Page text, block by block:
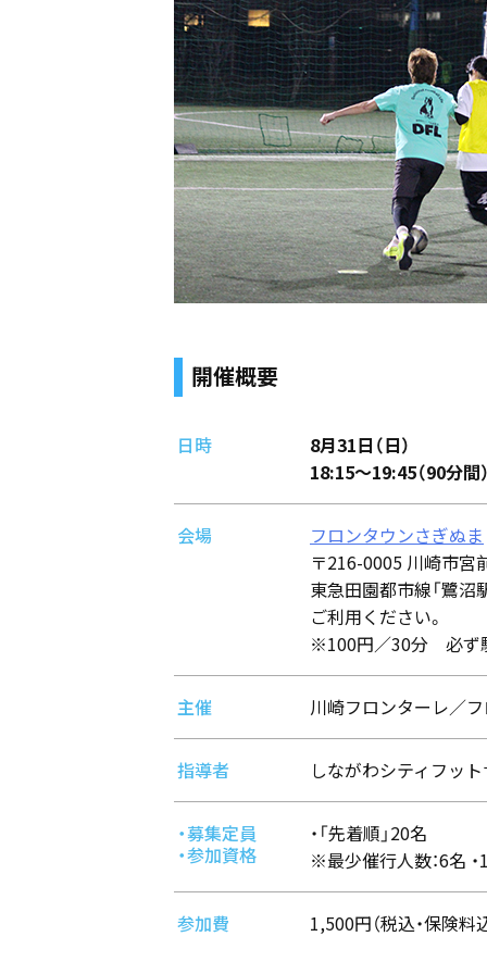
開催概要
日時
8月31日（日）
18:15～19:45（90分間
会場
フロンタウンさぎぬま
〒216-0005 川崎市宮
東急田園都市線「鷺
ご利用ください。
※100円／30分 必ず
主催 川崎フロンターレ／
指導者 しながわシティフッ
・募集定員
・参加資格
・「先着順」20名
※最少催行人数：6名
参加費 1,500円（税込・保険料